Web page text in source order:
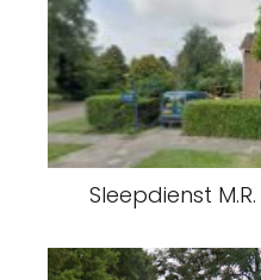
Sleepdienst